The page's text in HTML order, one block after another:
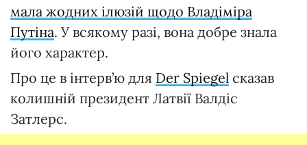
мала жодних ілюзій щодо Владіміра
Путіна. У всякому разі, вона добре знала
його характер.
Про це в інтерв’ю для Der Spiegel сказав
колишній президент Латвії Валдіс
Затлерс.